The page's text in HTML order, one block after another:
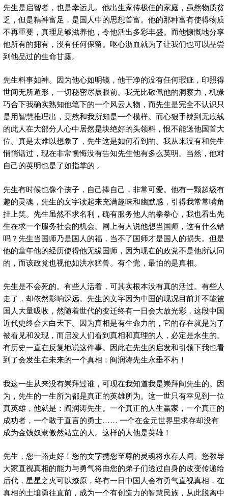
先生是启智者，也是幸运儿。他出生家传极佳的家庭，虽然物质贫
乏，但是精神富足，是国人中的思想首富。他的那种富有使得物质
不再重要，真理足够滋养他，令他活出多彩丰盛。而他慷慨地分享
他所有的拥有，没有任何保留。呕心沥血就为了让我们也可以品尝
到他品过的生命甘露。
先生料事如神。因为他心如明镜，他干净的没有任何瑕疵，印照得
世间无所遁形，一切秘密尽展眼前。我无比敬佩他的洞察力，机缘
巧合下我确实熟知他笔下的一个风云人物，而先生是完全不认识只
是用智慧推理出，竟然和我所知是一个模样。而心狠手辣到无底线
的此人在大部分人心中居然是块绝好的头领料，恨不能送他国首大
位。真是太难以想象了，先生这是如何看到的。我从来没有和先生
悄悄话过，现在非常懊悔没有告知先生他有多么英明。当然，他对
自己的英明也是了如指掌的 。
先生有时候也像个孩子，自己捧自己，非常可爱。他有一颗超级有
趣的灵魂，先生的文字读起来充满趣味和幽默感，引得我常常嘴角
挂上笑。先生虽然不求名利，确有服务他人的拳拳心，我也看出先
生在求一个服务社会的机会。网上有人说他想当国师，这有什么错
吗？先生当国师乃是国人的福，当不了国师才是国人的损失。但是
他的童年他的经历使得他无缘国师，因为现在的政党不是他所认同
的，而该政党也视他如洪水猛兽。有个党，最怕的是真相。
先生是不会死的。有些人活着，可其实根本没有真的活过。有些人
走了，却依然影响深远。先生的文字因为中国的现况目前并不能被
国人大量吸收，然随着世代的变迁终有一日会大放光彩，这段中国
近代史终会大白天下。因为真相是有生命力的，它的存在就是为了
被看见和发现，而启发人们看到真相和真理的人，必定是永生的。
有历史一直在反复地说这件事。因此在先生的启发和引领下我也看
到了会发生在未来的一个真相：阎润涛先生永垂不朽！
我这一生从来没有崇拜过谁，可现在我知道我是崇拜阎先生的。因
为，先生的一生所为都是真正的英雄所为。这一世只有幸见到一位
真英雄，他就是：阎润涛先生。一个真正的人生赢家，一个真正的
成功者，一个敢于直言的勇士…… 一个在金元世界里求存却没有
成为金钱奴隶傲然站立的人。这样的人他是英雄！
先生，您一路走好！您的文字携您至尊的灵魂将永存人间。您教导
大家直视真相的能力与勇气将由您的弟子们透过自身的改变传递给
后代，星星之火可以燎原，终有一日中国人会有勇气直视真相，在
真相的土壤勇往直前，成为一个有创造力的智慧民族，从此脱离中